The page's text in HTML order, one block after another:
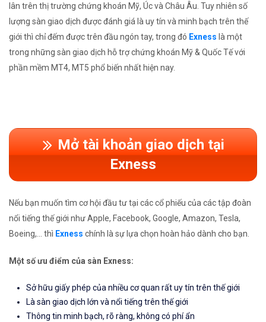
lân trên thị trường chứng khoán Mỹ, Úc và Châu Âu. Tuy nhiên số
lượng sàn giao dịch được đánh giá là uy tín và minh bạch trên thế
giới thì chỉ đếm được trên đầu ngón tay, trong đó Exness là một
trong những sàn giao dịch hỗ trợ chứng khoán Mỹ & Quốc Tế với
phần mềm MT4, MT5 phổ biến nhất hiện nay.
Mở tài khoản giao dịch tại
Exness
Nếu bạn muốn tìm cơ hội đầu tư tại các cổ phiếu của các tập đoàn
nổi tiếng thế giới như Apple, Facebook, Google, Amazon, Tesla,
Boeing,... thì Exness chính là sự lựa chọn hoàn hảo dành cho bạn.
Một số ưu điểm của sàn Exness:
Sở hữu giấy phép của nhiều cơ quan rất uy tín trên thế giới
Là sàn giao dịch lớn và nổi tiếng trên thế giới
Thông tin minh bạch, rõ ràng, không có phí ẩn